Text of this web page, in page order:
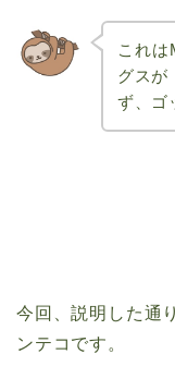
これは
グスが
ず、ゴ
今回、説明した通
ンテコです。